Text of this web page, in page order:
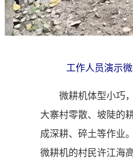
工作人员演示
微耕机体型小巧，
大寨村零散、坡陡的
成深耕、碎土等作业
微耕机的村民许江海